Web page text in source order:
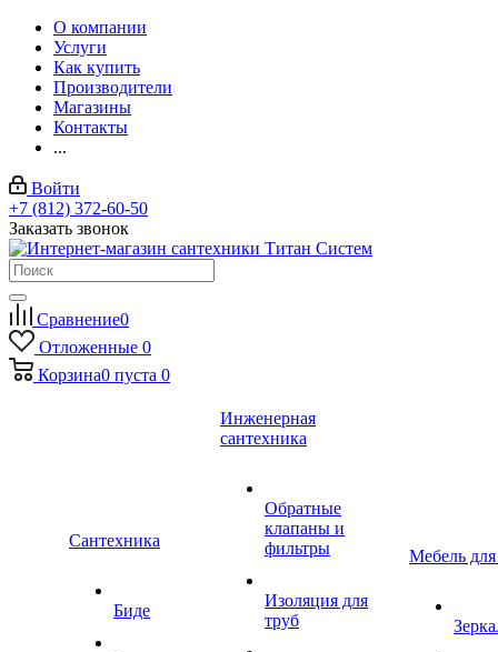
О компании
Услуги
Как купить
Производители
Магазины
Контакты
...
Войти
+7 (812) 372-60-50
Заказать звонок
Сравнение0
Отложенные 0
Корзина0 пуста 0
Сантехника
Биде
Инженерная
сантехника
Обратные
клапаны и
фильтры
Изоляция для
труб
Мебель